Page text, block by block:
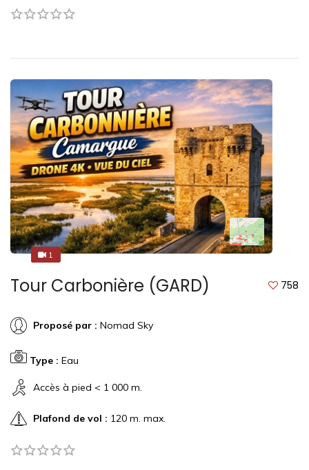
1
1
Tour Carbonière (GARD) 758
Proposé par : Nomad Sky
Type : Eau
Accès à pied < 1 000 m.
Plafond de vol : 120 m. max.